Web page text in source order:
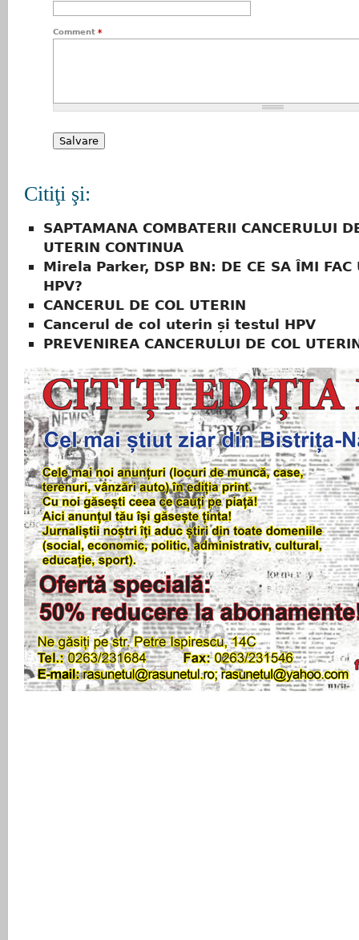
Comment *
Citiţi şi:
SAPTAMANA COMBATERII CANCERULUI
UTERIN CONTINUA
Mirela Parker, DSP BN: DE CE SA ÎMI FAC
HPV?
CANCERUL DE COL UTERIN
Cancerul de col uterin și testul HPV
PREVENIREA CANCERULUI DE COL